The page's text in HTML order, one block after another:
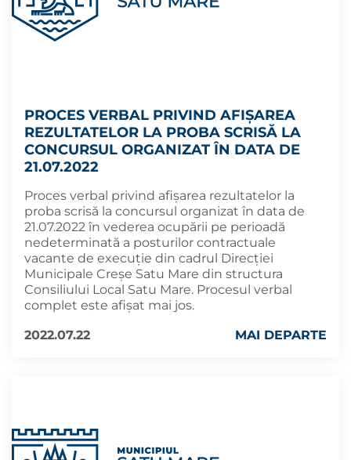
PROCES VERBAL PRIVIND AFIȘAREA
REZULTATELOR LA PROBA SCRISĂ LA
CONCURSUL ORGANIZAT ÎN DATA DE
21.07.2022
Proces verbal privind afișarea rezultatelor la
proba scrisă la concursul organizat în data de
21.07.2022 în vederea ocupării pe perioadă
nedeterminată a posturilor contractuale
vacante de execuție din cadrul Direcției
Municipale Creșe Satu Mare din structura
Consiliului Local Satu Mare. Procesul verbal
complet este afișat mai jos.
2022.07.22
MAI DEPARTE